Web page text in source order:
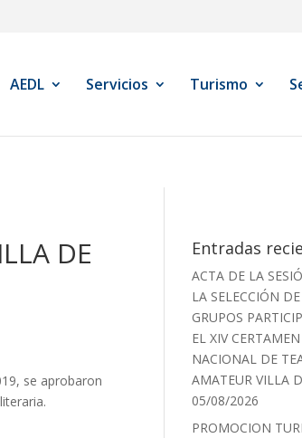
AEDL Servicios Turismo
DE
se aprobaron
Entradas
ACTA DE LA
LA SELECCIÓN
GRUPOS
EL XIV CERTAMEN
NACIONAL DE
AMATEUR VILLA
05/08/2026
PROMOCION